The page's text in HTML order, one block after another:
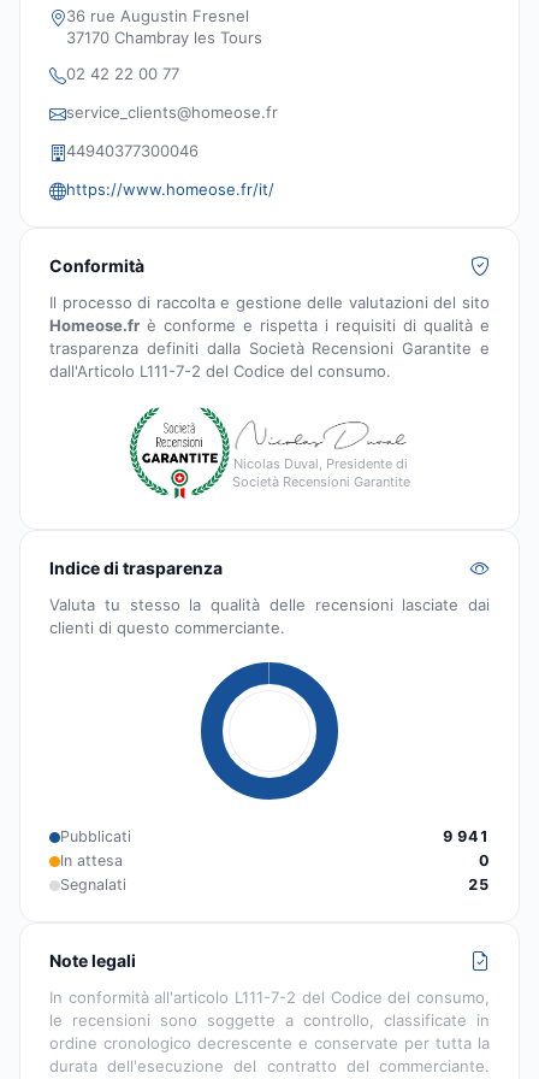
36 rue Augustin Fresnel
37170 Chambray les Tours
02 42 22 00 77
service_clients@homeose.fr
44940377300046
https://www.homeose.fr/it/
Conformità
Il processo di raccolta e gestione delle valutazioni del sito
Homeose.fr è conforme e rispetta i requisiti di qualità e
trasparenza definiti dalla Società Recensioni Garantite e
dall'Articolo L111-7-2 del Codice del consumo.
Nicolas Duval, Presidente di
Società Recensioni Garantite
Indice di trasparenza
Valuta tu stesso la qualità delle recensioni lasciate dai
clienti di questo commerciante.
Pubblicati
9 941
In attesa
0
Segnalati
25
Note legali
In conformità all'articolo L111-7-2 del Codice del consumo,
le recensioni sono soggette a controllo, classificate in
ordine cronologico decrescente e conservate per tutta la
durata dell'esecuzione del contratto del commerciante.